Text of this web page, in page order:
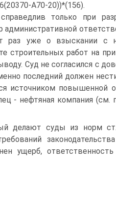
А70-20))*(156).
только при
раз уже о взыскании с
строительных работ на
Суд не согласился с
последний должен
источником повышенной
- нефтяная компания
делают суды из норм
ущерб,